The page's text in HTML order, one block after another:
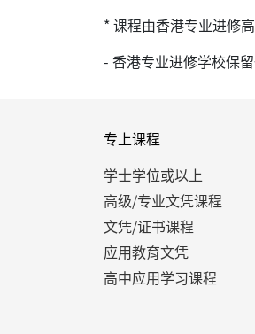
* 课程由香港专业进修
- 香港专业进修学校保
专上课程
学士学位或以上
高级/专业文凭课程
文凭/证书课程
应用教育文凭
高中应用学习课程